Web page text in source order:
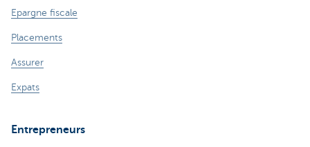
Epargne fiscale
Placements
Assurer
Expats
Entrepreneurs